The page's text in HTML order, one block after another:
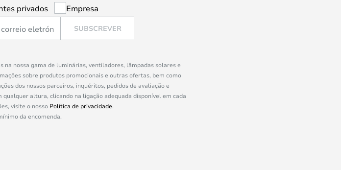
privados Empresa
SUBSCREVER
nossa gama de luminárias, ventiladores, lâmpadas solares e
sobre produtos promocionais e outras ofertas, bem como
dos nossos parceiros, inquéritos, pedidos de avaliação e
altura, clicando na ligação adequada disponível em cada
visite o nosso Política de privacidade.
da encomenda.